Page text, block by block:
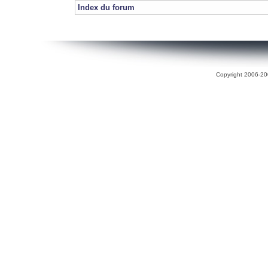
Index du forum
Copyright 2006-